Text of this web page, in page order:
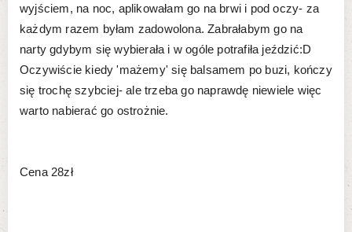
wyjściem, na noc, aplikowałam go na brwi i pod oczy- za
każdym razem byłam zadowolona. Zabrałabym go na
narty gdybym się wybierała i w ogóle potrafiła jeździć:D
Oczywiście kiedy 'mażemy' się balsamem po buzi, kończy
się trochę szybciej- ale trzeba go naprawdę niewiele więc
warto nabierać go ostrożnie.
Cena 28zł